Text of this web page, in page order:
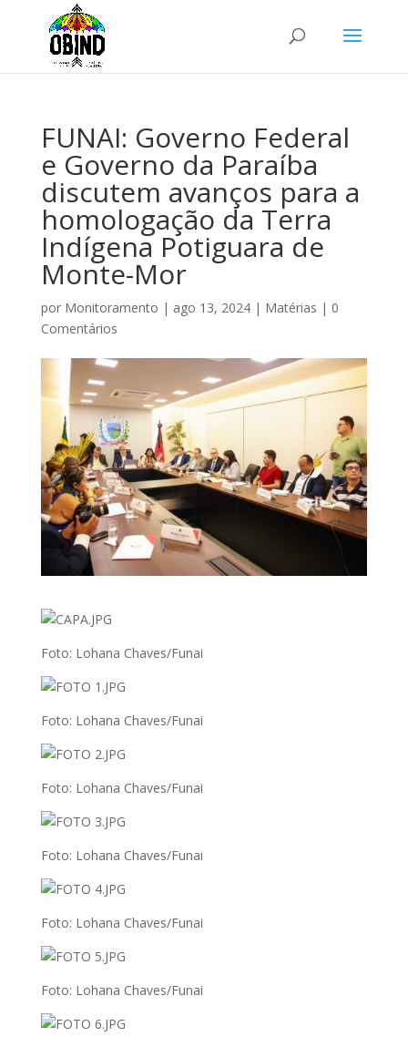
FUNAI: Governo Federal
e Governo da Paraíba
discutem avanços para a
homologação da Terra
Indígena Potiguara de
Monte-Mor
por Monitoramento | ago 13, 2024| Matérias | 0
Comentários
Foto: Lohana Chaves/Funai
Foto: Lohana Chaves/Funai
Foto: Lohana Chaves/Funai
Foto: Lohana Chaves/Funai
Foto: Lohana Chaves/Funai
Foto: Lohana Chaves/Funai